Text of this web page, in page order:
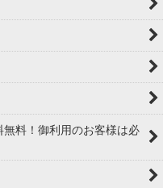
料！御利用のお客様は必